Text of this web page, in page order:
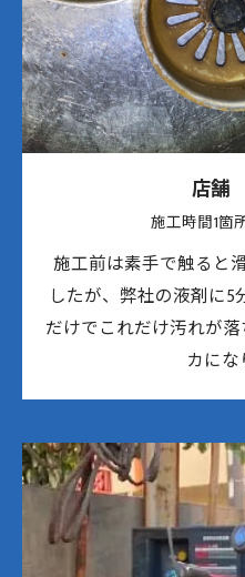
店舗
施工時間1箇
施工前は素手で触ると
したが、弊社の液剤に
だけでこれだけ汚れが
カにな